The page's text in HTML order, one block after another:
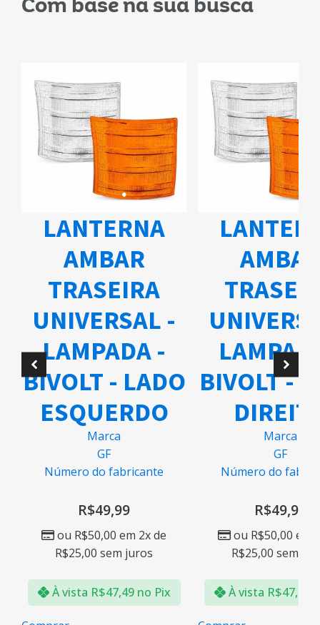
Com base na sua busca
LANTERNA
AMBAR
TRASEIRA
UNIVERSAL -
LAMPADA -
BIVOLT - LADO
ESQUERDO
Marca
GF
Número do fabricante
R$49,99
ou R$50,00 em 2x de
R$25,00 sem juros
À vista R$47,49 no Pix
BIVOLT -
Marca
GF
Número do
R$49,99
ou R$50,00 em
R$25,00 sem
À vista R$47,49